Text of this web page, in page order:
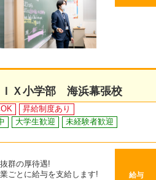
Ｘ小学部 海浜幕張校
昇給制度あり
大学生歓迎
未経験者歓迎
群の厚待遇!
ごとに給与を支給します!
給与